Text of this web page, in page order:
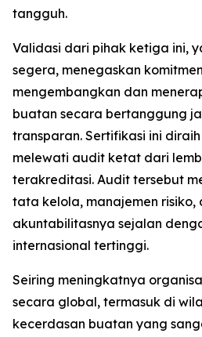
tangguh.
Validasi dari pihak ketiga ini,
segera, menegaskan
mengembangkan dan
buatan secara bertanggung
transparan. Sertifikasi ini
melewati audit ketat dari
terakreditasi. Audit tersebut
tata kelola, manajemen risiko,
akuntabilitasnya sejalan
internasional tertinggi.
Seiring meningkatnya
secara global, termasuk di
kecerdasan buatan yang